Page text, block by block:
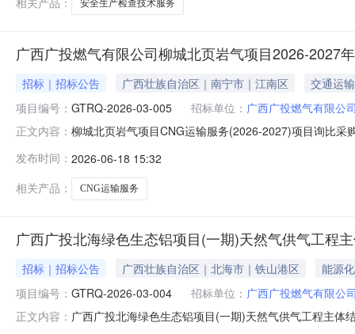
安全生产检查技术服务
广西广投燃气有限公司柳城北页岩气项目2026-2027
招标｜招标公告 广西壮族自治区｜南宁市｜江南区
交通运输
项目编号： GTRQ-2026-03-005 招标单位： 广西广投燃气有限公
正文内容： 柳城北页岩气项目CNG运输服务(2026-2027)项目询比
指定的CNG充装站至甲方指定下游客户天然气站场，具
发布时间： 2026-06-18 15:32
相关产品：
CNG运输服务
广西广投北海绿色生态铝项目(一期)天然气供气工程
招标｜招标公告 广西壮族自治区｜北海市｜铁山港区
能源
项目编号： GTRQ-2026-03-004 招标单位： 广西广投燃气有限公
正文内容： 广西广投北海绿色生态铝项目(一期)天然气供气工程主